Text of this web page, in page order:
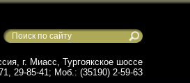
г. Миасс, Тургоякское шоссе
29-85-41; Моб.: (35190) 2-59-63